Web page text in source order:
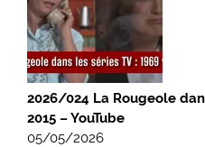
2026/024 La Rougeole
2015 – YouTube
05/05/2026